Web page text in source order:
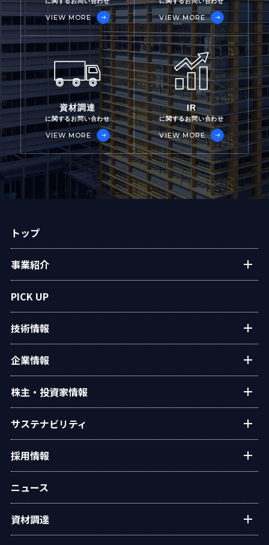
VIEW MORE VIEW MORE
資材調達
に関するお問い合わせ
VIEW MORE
IR
に関するお問い合わせ
VIEW MORE
トップ
事業紹介
アフターサービス
民生熱エネルギー
設備・システム
PICK UP
技術情報
タクマの技術紹介
タクマ技報
学会発表
企業情報
ご挨拶
経営理念
会社概要
沿革
役員一覧
組織図
事業所・拠点
グループ会社
株主・投資家情報
個人投資家の皆様へ
経営方針・戦略
業績・財務
IRライブラリー
株式情報
IRカレンダー
電子公告
サステナビリティ
トップコミットメント
タクマのサステナビリティ
ESGデータ
統合報告書
環境
採用情報
グループ会社採用情報
オリジナルアニメ「この空の下で」
ニュース
資材調達